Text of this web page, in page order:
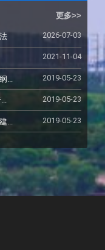
更多>>
2026-07-03
2021-11-04
... 2019-05-23
2019-05-23
... 2019-05-23